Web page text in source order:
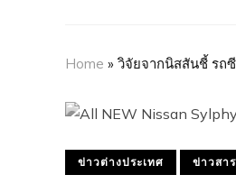
Home » วิจัยจากนิสสันชี้ รถ
ข่าวต่างประเทศ ข่าวสา